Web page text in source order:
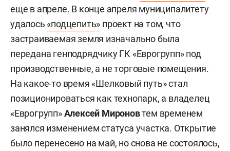
еще в апреле. В конце апреля муниципалитету
удалось «подцепить» проект на том, что
застраиваемая земля изначально была
передана генподрядчику ГК «Еврогрупп» под
производственные, а не торговые помещения.
На какое-то время «Шелковый путь» стал
позиционироваться как технопарк, а владелец
«Еврогрупп»Алексей Мироновтем временем
занялся изменением статуса участка. Открытие
было перенесено на май, но снова не состоялось,